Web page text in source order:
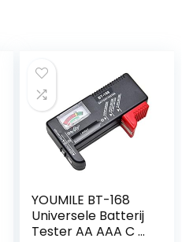
YOUMILE BT-168
Universele Batterij
Tester AA AAA C D